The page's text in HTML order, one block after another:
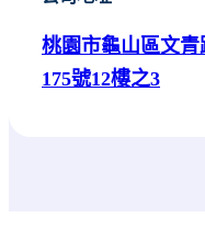
桃園市龜山區文青
175號12樓之3